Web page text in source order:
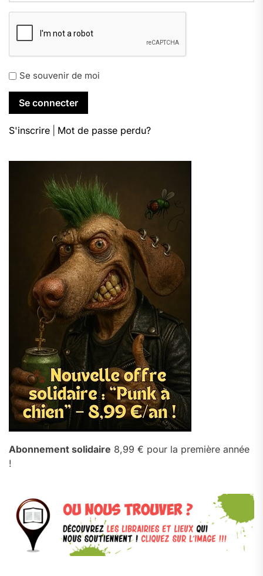
Se souvenir de moi
S'inscrire Mot de passe perdu?
Abonnement solidaire 8,99 € pour la première année
!